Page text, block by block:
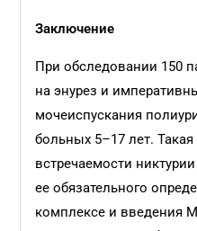
Заключение
При обследовании 150
на энурез и
мочеиспускания
больных 5–17 лет.
встречаемости
ее обязательного
комплексе и введения